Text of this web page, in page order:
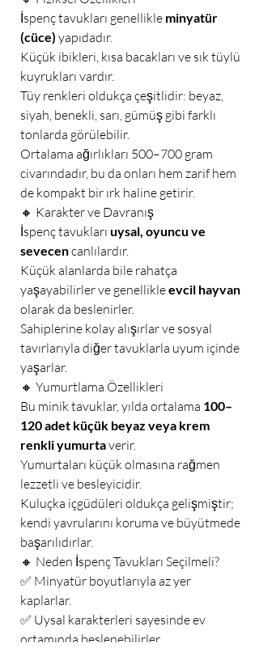
İspenç tavukları genellikle minyatür
(cüce) yapıdadır.
Küçük ibikleri, kısa bacakları ve sık tüylü
kuyrukları vardır.
Tüy renkleri oldukça çeşitlidir: beyaz,
siyah, benekli, sarı, gümüş gibi farklı
tonlarda görülebilir.
Ortalama ağırlıkları 500–700 gram
civarındadır, bu da onları hem zarif hem
de kompakt bir ırk haline getirir.
🔸 Karakter ve Davranış
İspenç tavukları uysal, oyuncu ve
sevecencanlılardır.
Küçük alanlarda bile rahatça
yaşayabilirler ve genellikleevcil hayvan
olarak da beslenirler.
Sahiplerine kolay alışırlar ve sosyal
tavırlarıyla diğer tavuklarla uyum içinde
yaşarlar.
🔸 Yumurtlama Özellikleri
Bu minik tavuklar, yılda ortalama 100–
120 adet küçük beyaz veya krem
renkli yumurtaverir.
Yumurtaları küçük olmasına rağmen
lezzetli ve besleyicidir.
Kuluçka içgüdüleri oldukça gelişmiştir;
kendi yavrularını koruma ve büyütmede
başarılıdırlar.
🔸 Neden İspenç Tavukları Seçilmeli?
✅ Minyatür boyutlarıyla az yer
kaplarlar.
✅ Uysal karakterleri sayesinde ev
ortamında beslenebilirler.